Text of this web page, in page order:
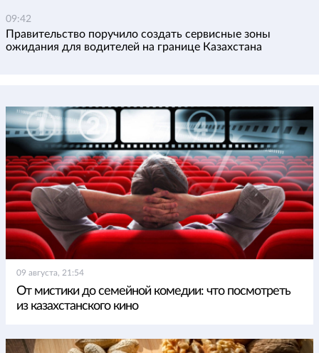
09:42
Правительство поручило создать сервисные зоны
ожидания для водителей на границе Казахстана
09 августа, 21:54
От мистики до семейной комедии: что посмотреть
из казахстанского кино